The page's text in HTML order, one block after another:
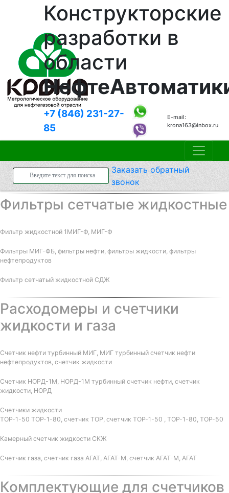
Конструкторские
разработки в
области
+7 (846) 231-27-
85
E-mail:
krona163@inbox.ru
Заказатьобратный
звонок
Фильтры сетчатые жидкостные
Фильтр жидкостной 1МИГ-Ф, МИГ-Ф
Фильтры МИГ-ФБ, фильтры нефти, фильтры жидкости, фильтры
нефтепродуктов
Фильтр сетчатый жидкостной СДЖ
Расходомеры и счетчики
жидкости и газа
Счетчик нефти турбинный МИГ, МИГ турбинный счетчик нефти
нефтепродуктов, счетчик жидкости
Счетчик НОРД-1М, НОРД-1М турбинный счетчик нефти, счетчик
жидкости, НОРД
Счетчики жидкости
ТОР-1-50 ТОР-1-80, счетчик ТОР, счетчик ТОР-1-50 , ТОР-1-80, ТОР-50
Камерный счетчик жидкости СКЖ
Счетчик газа, счетчик газа АГАТ, АГАТ-М, счетчик АГАТ-М, АГАТ
Комплектующие для счетчиков